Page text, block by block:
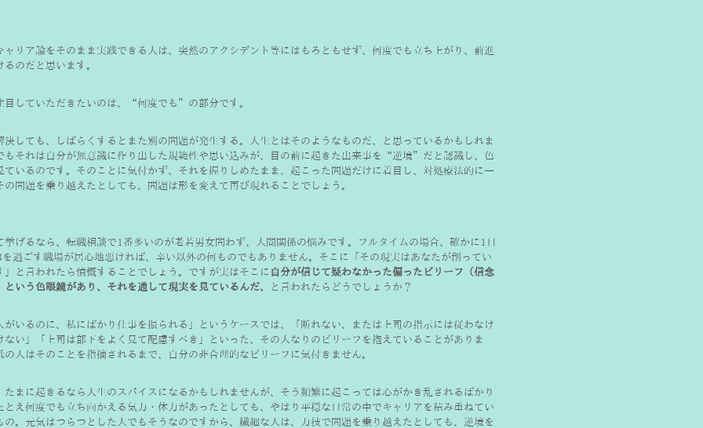
ャリア論をそのまま実践できる人は、突然のアクシデント等にはもろともせず、何度でも立ち上がり、前進
るのだと思います。
目していただきたいのは、“何度でも”の部分です。
決しても、しばらくするとまた別の問題が発生する。人生とはそのようなものだ、と思っているかもしれま
もそれは自分が無意識に作り出した規範性や思い込みが、目の前に起きた出来事を“逆境”だと認識し、色
ているのです。そのことに気付かず、それを握りしめたまま、起こった問題だけに着目し、対処療法的に一
の問題を乗り越えたとしても、問題は形を変えて再び現れることでしょう。
挙げるなら、転職相談で1番多いのが老若男女問わず、人間関係の悩みです。フルタイムの場合、確かに1日
過ごす職場が居心地悪ければ、辛い以外の何ものでもありません。そこに「その現実はあなたが創ってい
」と言われたら憤慨することでしょう。ですが実はそこに 自分が信じて疑わなかった偏ったビリーフ（信念
という色眼鏡があり、それを通して現実を見ているんだ、
と言われたらどうでしょうか？
がいるのに、私にばかり仕事を振られる」というケースでは、「断れない、または上司の指示には従わなけ
ない」「上司は部下をよく見て配慮すべき」といった、その人なりのビリーフを抱えていることがありま
の人はそのことを指摘されるまで、自分の非合理的なビリーフに気付きません。
たまに起きるなら人生のスパイスになるかもしれませんが、そう頻繁に起こっては心がかき乱されるばかり
とえ何度でも立ち向かえる気力・体力があったとしても、やはり平穏な日常の中でキャリアを積み重ねてい
の。元気はつらつとした人でもそうなのですから、繊細な人は、力技で問題を乗り越えたとしても、逆境を